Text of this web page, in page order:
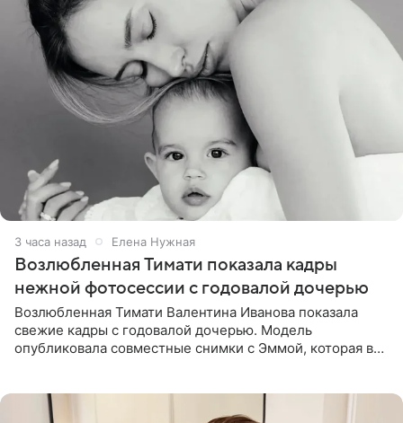
3 часа назад Елена Нужная
Возлюбленная Тимати показала кадры
нежной фотосессии с годовалой дочерью
Возлюбленная Тимати Валентина Иванова показала
свежие кадры с годовалой дочерью. Модель
опубликовала совместные снимки с Эммой, которая в